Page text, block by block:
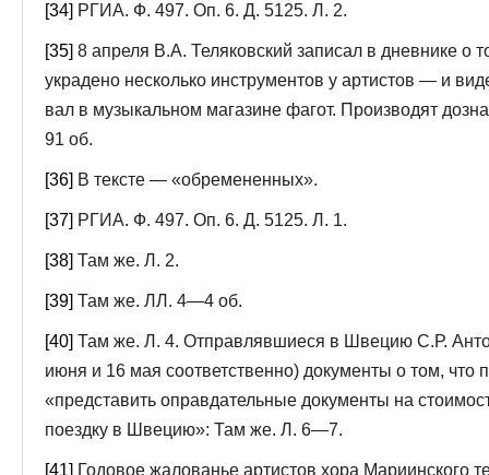
[34] РГИА. Ф. 497. Оп. 6. Д. 5125. Л. 2.
[35] 8 апреля В.А. Теляковский записал в дневнике о
украдено несколько инструментов у артистов — и
вал в музыкальном магазине фагот. Производят
91 об.
[36] В тексте — «обремененных».
[37] РГИА. Ф. 497. Оп. 6. Д. 5125. Л. 1.
[38] Там же. Л. 2.
[39] Там же. ЛЛ. 4—4 об.
[40] Там же. Л. 4. Отправлявшиеся в Швецию С.Р.
июня и 16 мая соответст­венно) документы о том, что
«представить оправдательные документы на
поездку в Швецию»: Там же. Л. 6—7.
[41] Годовое жалованье артистов хора Мариинского